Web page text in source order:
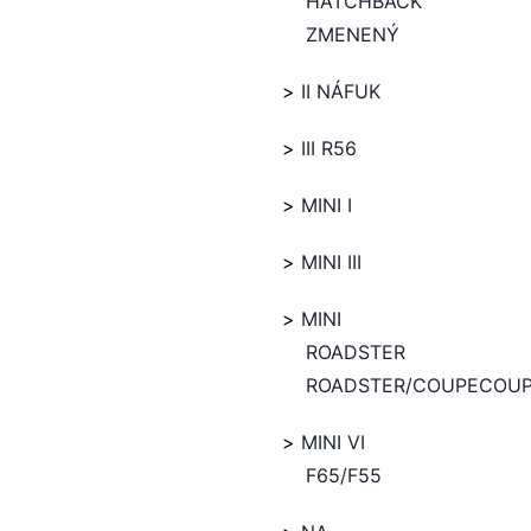
ZMENENÝ
II NÁFUK
III R56
MINI I
MINI III
MINI
ROADSTER
ROADSTER/
MINI VI
F65/F55